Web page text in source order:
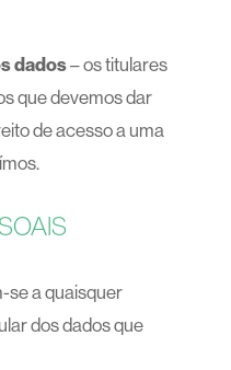
dados– os titulares
que devemos dar
de acesso a uma
se a quaisquer
dos dados que